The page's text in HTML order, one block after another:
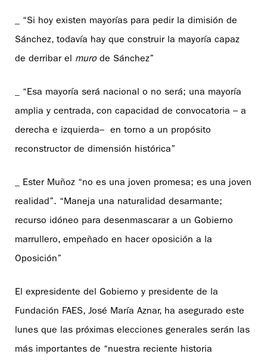
_ “Si hoy existen mayorías para pedir la dimisión de
Sánchez, todavía hay que construir la mayoría capaz
de derribar el murode Sánchez”
_ “Esa mayoría será nacional o no será; una mayoría
amplia y centrada, con capacidad de convocatoria – a
derecha e izquierda– en torno a un propósito
reconstructor de dimensión histórica”
_ Ester Muñoz “no es una joven promesa; es una joven
realidad”. “Maneja una naturalidad desarmante;
recurso idóneo para desenmascarar a un Gobierno
marrullero, empeñado en hacer oposición a la
Oposición”
El expresidente del Gobierno y presidente de la
Fundación FAES, José María Aznar, ha asegurado este
lunes que las próximas elecciones generales serán las
más importantes de “nuestra reciente historia